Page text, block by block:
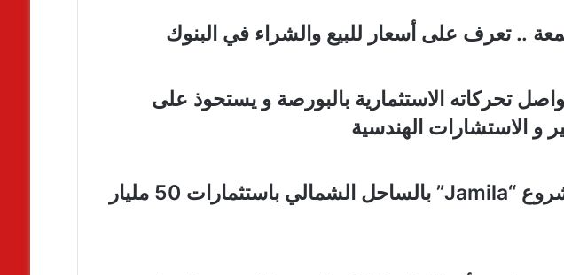
.. تعرف على أسعار للبيع والشراء في البنوك
تحركاته الاستثمارية بالبورصة و يستحوذ على
نيو جيرسي تطلق مشروع “Jamila” بالساحل الشمالي باستثمارات 50 مليار